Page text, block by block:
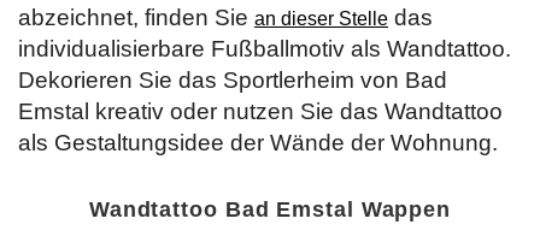
abzeichnet, finden Sie an dieser Stelle das
individualisierbare Fußballmotiv als Wandtattoo.
Dekorieren Sie das Sportlerheim von Bad
Emstal kreativ oder nutzen Sie das Wandtattoo
als Gestaltungsidee der Wände der Wohnung.
Wandtattoo Bad Emstal Wappen